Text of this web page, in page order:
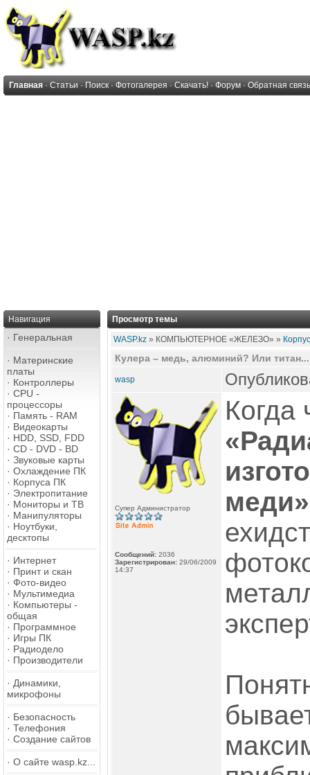
Главная · Статьи · Поиск · Фотогалерея · Скачать! · Форум · Обратная связь
Навигация
· Генеральная
· Материнские
платы
· Контроллеры
· CPU -
процессоры
· Память - RAM
· Видеокарты
· HDD, SSD, FDD
· CD - DVD - BD
· Звуковые карты
· Охлаждение ПК
· Корпуса ПК
· Электропитание
· Мониторы и ТВ
· Манипуляторы
· Ноутбуки,
десктопы
· Интернет
· Принт и скан
· Фото-видео
· Мультимедиа
· Компьютеры -
общая
· Программное
· Игры ПК
· Радиодело
· Производители
· Динамики,
микрофоны
· Безопасность
· Телефония
· Создание сайтов
· О сайте wasp.kz...
Просмотр темы
WASP.kz » КОМПЬЮТЕРНОЕ «ЖЕЛЕЗО» »
Кулера – медь, алюминий? Или титан...
wasp
Супер Администратор
Сообщений: 2036
Зарегистрирован: 29/06/2009
14:37
Когда
меди»